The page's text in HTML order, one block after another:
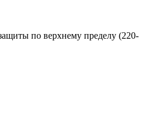
по верхнему пределу (220-